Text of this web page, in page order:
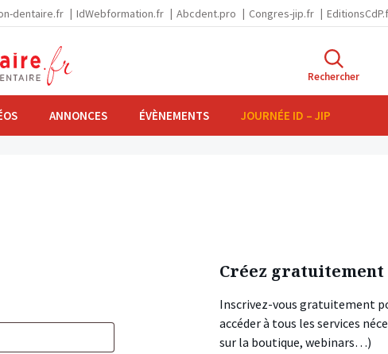
dentaire.fr IdWebformation.fr Abcdent.pro Congres-jip.fr
Rechercher
ANNONCES ÉVÈNEMENTS JOURNÉE ID – JIP
Créez
Inscrivez-vous gratuitement
accéder à tous les services
sur la boutique, webinars…)